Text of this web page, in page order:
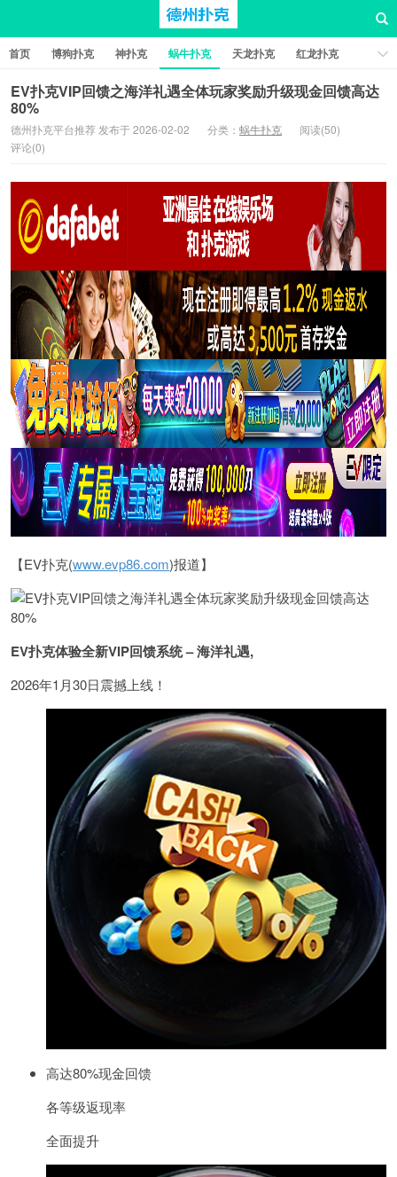
首页 博狗扑克 神扑克 蜗牛扑克 天龙扑克
红龙扑克
新葡京棋牌
红星扑克 扑克之星 比特币扑克
EV扑克VIP回馈之海洋礼遇全体玩家奖励升级现金回馈高达
80%
德州扑克平台推荐 发布于 2026-02-02 分类： 蜗牛扑克
阅读(50)
评论(0)
【EV扑克(www.evp86.com)报道】
EV扑克体验全新VIP回馈系统 – 海洋礼遇,
2026年1月30日震撼上线！
高达80%现金回馈
各等级返现率
全面提升